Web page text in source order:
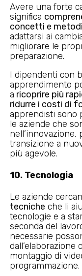
Avere una forte
significa
concetti e metodi
adattarsi ai
migliorare le
preparazione.
I dipendenti con
apprendimento
a ricoprire più
ridurre i costi di
apprendisti sono
le aziende che
nell’innovazione,
transizione a
più agevole.
10. Tecnologia
Le aziende
tecniche che li
tecnologie e a
seconda del
necessarie
dall’elaborazione
montaggio di
programmazione.